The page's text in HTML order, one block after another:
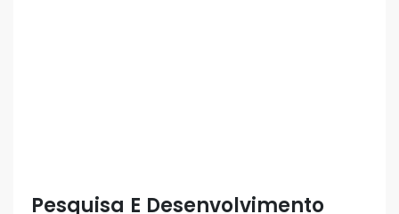
Pesquisa E Desenvolvimento